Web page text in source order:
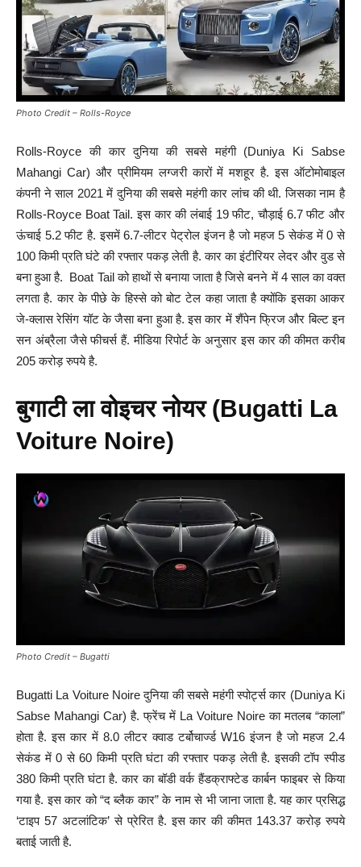
Photo Credit – Rolls-Royce
Rolls-Royce की कार दुनिया की सबसे महंगी (Duniya Ki Sabse
Mahangi Car) और प्रीमियम लग्जरी कारों में मशहूर है. इस ऑटोमोबाइल
कंपनी ने साल 2021 में दुनिया की सबसे महंगी कार लांच की थी. जिसका नाम है
Rolls-Royce Boat Tail. इस कार की लंबाई 19 फीट, चौड़ाई 6.7 फीट और
ऊंचाई 5.2 फीट है. इसमें 6.7-लीटर पेट्रोल इंजन है जो महज 5 सेकंड में 0 से
100 किमी प्रति घंटे की रफ्तार पकड़ लेती है. कार का इंटीरियर लेदर और वुड से
बना हुआ है. Boat Tail को हाथों से बनाया जाता है जिसे बनने में 4 साल का वक्त
लगता है. कार के पीछे के हिस्से को बोट टेल कहा जाता है क्योंकि इसका आकर
जे-क्लास रेसिंग यॉट के जैसा बना हुआ है. इस कार में शैंपेन फ्रिज और बिल्ट इन
सन अंब्रैला जैसे फीचर्स हैं. मीडिया रिपोर्ट के अनुसार इस कार की कीमत करीब
205 करोड़ रुपये है.
बुगाटी ला वोइचर नोयर (Bugatti La
Voiture Noire)
Photo Credit – Bugatti
Bugatti La Voiture Noire दुनिया की सबसे महंगी स्पोर्ट्स कार (Duniya Ki
Sabse Mahangi Car) है. फ्रेंच में La Voiture Noire का मतलब “काला”
होता है. इस कार में 8.0 लीटर क्वाड टर्बोचार्ज्ड W16 इंजन है जो महज 2.4
सेकंड में 0 से 60 किमी प्रति घंटा की रफ्तार पकड़ लेती है. इसकी टॉप स्पीड
380 किमी प्रति घंटा है. कार का बॉडी वर्क हैंडक्राफ्टेड कार्बन फाइबर से किया
गया है. इस कार को “द ब्लैक कार” के नाम से भी जाना जाता है. यह कार प्रसिद्ध
‘टाइप 57 अटलांटिक’ से प्रेरित है. इस कार की कीमत 143.37 करोड़ रुपये
बताई जाती है.